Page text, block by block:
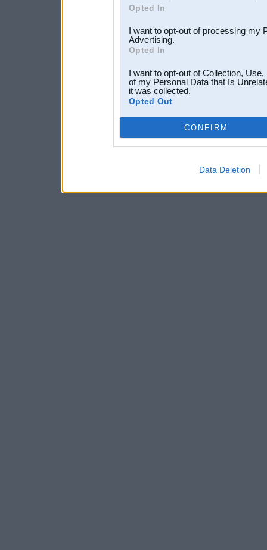
Opted In
I want to opt-out of processing my
Advertising.
Opted In
I want to opt-out of Collection,
of my Personal Data that Is
it was collected.
Opted Out
CONFIRM
Data Deletion